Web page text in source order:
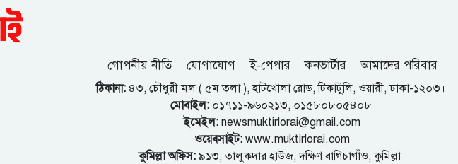
গোপনীয় নীতি যোগাযোগ ই-পেপার কনভার্টার আমাদের পরিবার
ঠিকানা: ৪৩, চৌধুরী মল ( ৫ম তলা ), হাটখোলা রোড, টিকাটুলি, ওয়ারী, ঢাকা-১২০৩।
মোবাইল:০১৭১১-৯৬০২১৩, ০১৫৮০৮০৫৪০৮
ইমেইল: newsmuktirlorai@gmail.com
ওয়েবসাইট: www.muktirlorai.com
কুমিল্লা অফিস: ৯১৩, তালুকদার হাউজ, দক্ষিণ বাগিচাগাঁও, কুমিল্লা।